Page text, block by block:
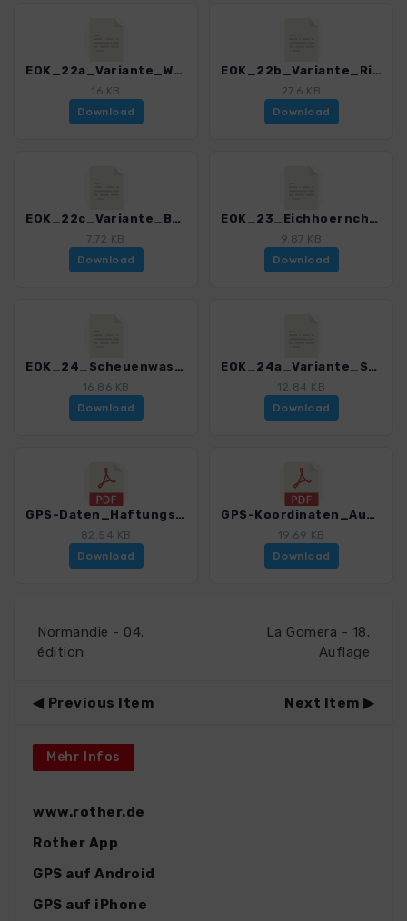
EOK_22a_Variante_Weiherkopf_3121_3.gpx
16 KB
Download
EOK_22b_Variante_Riedberger_Horn_3121_3.gpx
27.6 KB
Download
EOK_22c_Variante_Bolsterlanger_Horn_3121_3.gpx
7.72 KB
Download
EOK_23_Eichhoernchenwald Fischen_3121_3.gpx
9.87 KB
Download
EOK_24_Scheuenwasserfall_3121_3.gpx
16.86 KB
Download
EOK_24a_Variante_Scheuenwasserfall_3121_3.gpx
12.84 KB
Download
GPS-Daten_Haftungsausschluss-Nutzungsbedingungen_WB_Erlebniswandern_mit_Kindern_Oberstdorf_Kleinwalsertal_3121_3.pdf
82.54 KB
Download
GPS-Koordinaten_Ausgangspunkte_WB_Erlebniswandern_mit_Kindern_Oberstdorf_Kleinwalsertal_3121_3.pdf
19.69 KB
Download
Normandie - 04.
édition
La Gomera - 18.
Auflage
Previous Item Next Item
Mehr Infos
www.rother.de
Rother App
GPS auf Android
GPS auf iPhone